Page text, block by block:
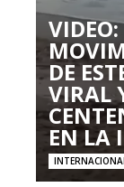
DE
VIRAL
EN LA